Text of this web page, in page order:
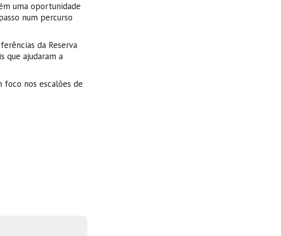
uma oportunidade
num percurso
da Reserva
que ajudaram a
foco nos escalões de